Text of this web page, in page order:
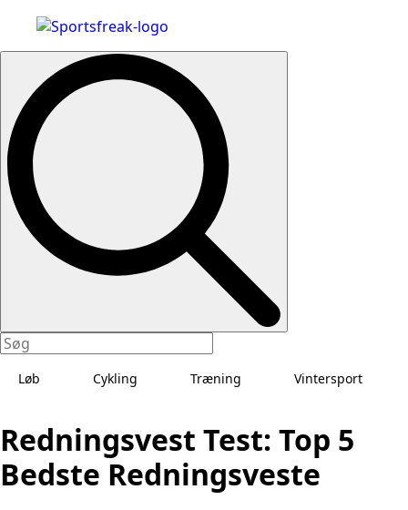
Search
Løb Cykling Træning Vintersport
Redningsvest Test: Top 5
Bedste Redningsveste